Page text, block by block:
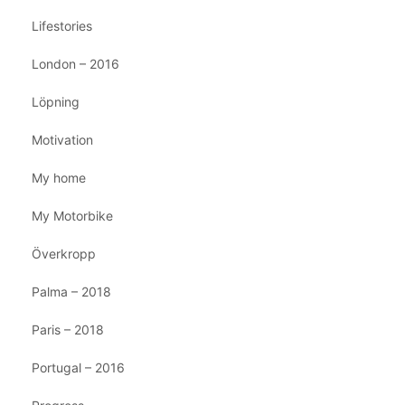
Lifestories
London – 2016
Löpning
Motivation
My home
My Motorbike
Överkropp
Palma – 2018
Paris – 2018
Portugal – 2016